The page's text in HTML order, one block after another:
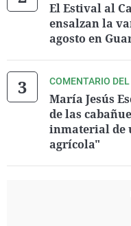
El Estival al
ensalzan la
agosto en
COMENTARIO
María Jesús
de las
inmaterial de
agrícola"